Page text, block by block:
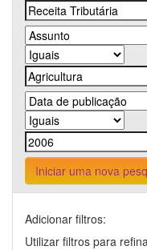
Iniciar uma nova
Adicionar filtros:
Utilizar filtros para